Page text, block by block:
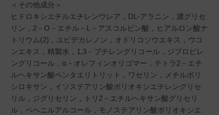
＜その他成分＞
ヒドロキシエチルエチレンウレア，DL-アラニン，濃グリセ
リン，2－O－エチル－L－アスコルビン酸，ヒアルロン酸ナ
トリウム(2)，ユビデカレノン，オドリコソウエキス，ウコ
ンエキス，精製水，1,3－ブチレングリコール，ジプロピレ
ングリコール，α－オレフィンオリゴマー，テトラ2－エチ
ルヘキサン酸ペンタエリトリット，ワセリン，メチルポリ
シロキサン，イソステアリン酸ポリオキシエチレングリセ
リル，ジグリセリン，トリ2－エチルヘキサン酸グリセリ
ル，ベヘニルアルコール，モノステアリン酸ポリオキシエ